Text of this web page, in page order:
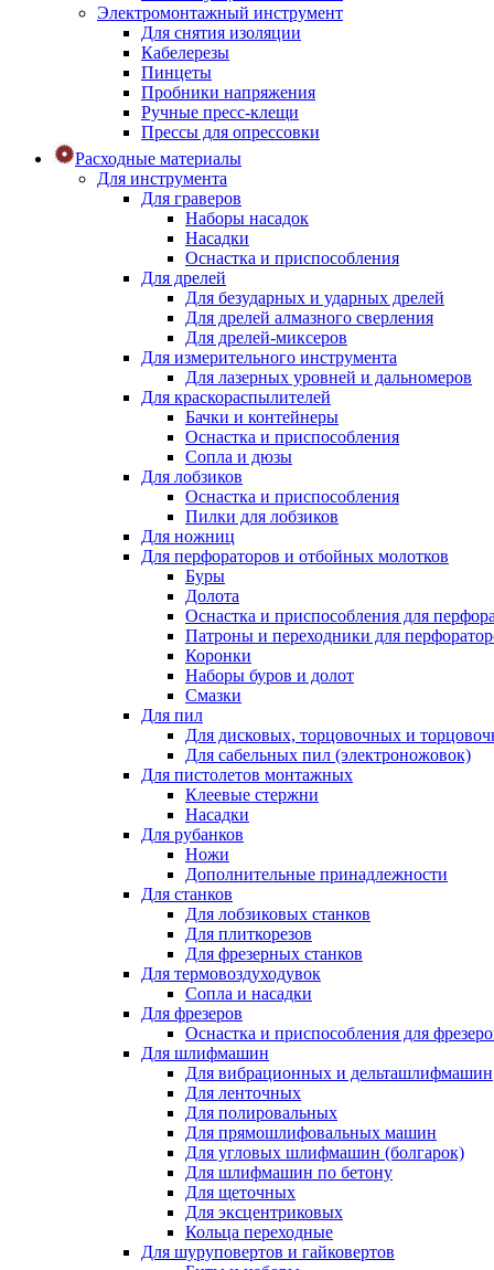
Электромонтажный инструмент
Для снятия изоляции
Кабелерезы
Пинцеты
Пробники напряжения
Ручные пресс-клещи
Прессы для опрессовки
Расходные материалы
Для инструмента
Для граверов
Наборы насадок
Насадки
Оснастка и приспособления
Для дрелей
Для безударных и ударных дрелей
Для дрелей алмазного сверления
Для дрелей-миксеров
Для измерительного инструмента
Для лазерных уровней и дальномеров
Для краскораспылителей
Бачки и контейнеры
Оснастка и приспособления
Сопла и дюзы
Для лобзиков
Оснастка и приспособления
Пилки для лобзиков
Для ножниц
Для перфораторов и отбойных молотков
Буры
Долота
Оснастка и приспособления для
Патроны и переходники для
Коронки
Наборы буров и долот
Смазки
Для пил
Для дисковых, торцовочных и
Для сабельных пил (электроножовок)
Для пистолетов монтажных
Клеевые стержни
Насадки
Для рубанков
Ножи
Дополнительные принадлежности
Для станков
Для лобзиковых станков
Для плиткорезов
Для фрезерных станков
Для термовоздуходувок
Сопла и насадки
Для фрезеров
Оснастка и приспособления для
Для шлифмашин
Для вибрационных и дельташлифмашин
Для ленточных
Для полировальных
Для прямошлифовальных машин
Для угловых шлифмашин (болгарок)
Для шлифмашин по бетону
Для щеточных
Для эксцентриковых
Кольца переходные
Для шуруповертов и гайковертов